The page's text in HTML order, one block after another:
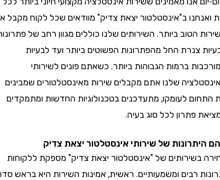
ב"אינסטלטור יצאת צדיק" מוודאים שכל לקוח מקבל את
הטוב ביותר. השירותים שלנו כוללים מגוון רחב של פתרונות
צנרת החל מהפתרונות הפשוטים ביותר ועד לבעיות
ברמות הגבוהות ביותר. כשאתם פונים לשירותי
שלנו אתם מקבלים שירות מאינסטלטורים שמבינים
לעומקו, מתעדכנים בטכנולוגיות החדשות ומתמקדים
פתרון לכל סוג בעיה.
של שירותי אינסטלטור יצאת צדיק
של "אינסטלטור יצאת צדיק" מספקת ללקוחות
רבים ומשמעותיים. ראשית, אמינות השירות היא בראש סדר